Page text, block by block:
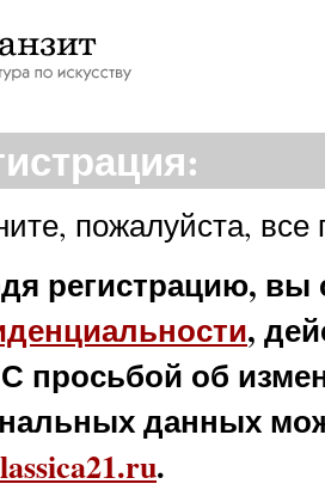
пожалуйста,
регистрацию, вы
,
просьбой об
данных
.